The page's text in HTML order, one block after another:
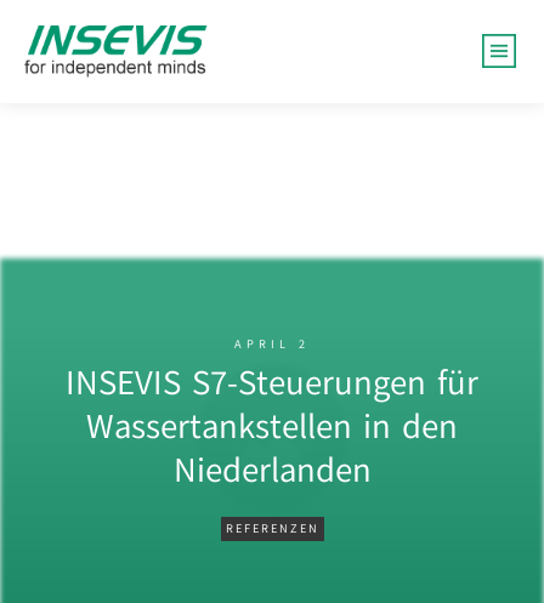
APRIL 2
INSEVIS S7-Steuerungen für
Wassertankstellen in den
Niederlanden
REFERENZEN